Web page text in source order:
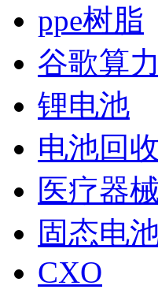
ppe树脂
谷歌算力
锂电池
电池回收
医疗器
固态电
CXO